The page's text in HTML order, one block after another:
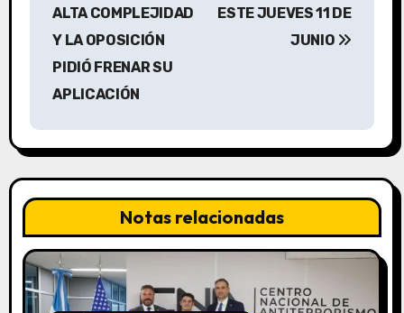
c
i
ó
n
d
ALTA COMPLEJIDAD
Y LA OPOSICIÓN
PIDIÓ FRENAR SU
APLICACIÓN
ESTE JUEVES 11 DE
JUNIO
Notas relacionadas